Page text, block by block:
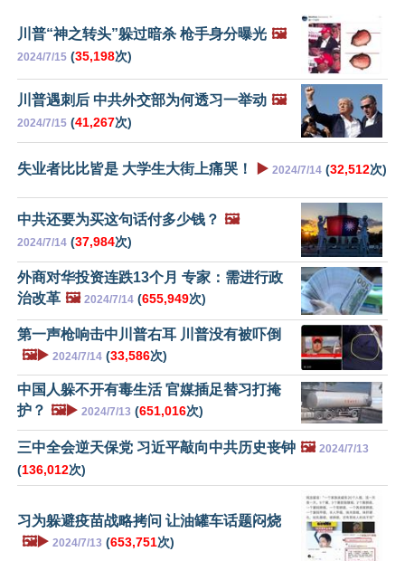
川普“神之转头”躲过暗杀 枪手身分曝光 🖼️
2024/7/15 (35,198次)
川普遇刺后 中共外交部为何透习一举动 🖼️
2024/7/15 (41,267次)
失业者比比皆是 大学生大街上痛哭！ ▶️ 2024/7/14 (32,512次)
中共还要为买这句话付多少钱？ 🖼️
2024/7/14 (37,984次)
外商对华投资连跌13个月 专家：需进行政
治改革 🖼️ 2024/7/14 (655,949次)
第一声枪响击中川普右耳 川普没有被吓倒
🖼️▶️ 2024/7/14 (33,586次)
中国人躲不开有毒生活 官媒插足替习打掩
护？ 🖼️▶️ 2024/7/13 (651,016次)
三中全会逆天保党 习近平敲向中共历史丧钟 🖼️ 2024/7/13
(136,012次)
习为躲避疫苗战略拷问 让油罐车话题闷烧
🖼️▶️ 2024/7/13 (653,751次)